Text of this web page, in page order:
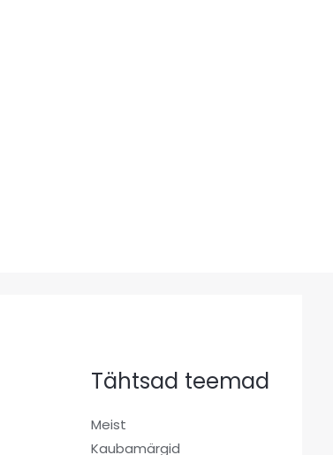
Tähtsad teemad
Meist
Kaubamärgid